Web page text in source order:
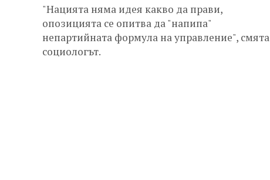
"Нацията няма идея какво да прави,
опозицията се опитва да "напипа"
непартийната формула на управление", смята
социологът.